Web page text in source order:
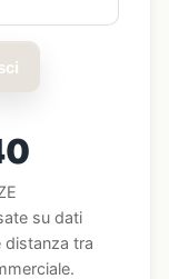
su dati
distanza tra